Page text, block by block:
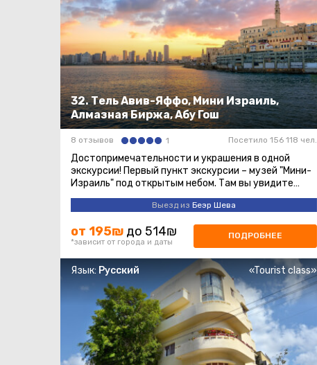
32. Тель Авив-Яффо, Мини Израиль,
Алмазная Биржа, Абу Гош
8 отзывов 1 Посетило 156 118 чел.
Достопримечательности и украшения в одной
экскурсии! Первый пункт экскурсии – музей "Мини-
Израиль" под открытым небом. Там вы увидите
макеты всех важных достопримечательностей ...
Выезд из Беэр Шева
от 195₪ до 514₪
*зависит от города и даты
ПОДРОБНЕЕ
Язык: Русский «Tourist class»